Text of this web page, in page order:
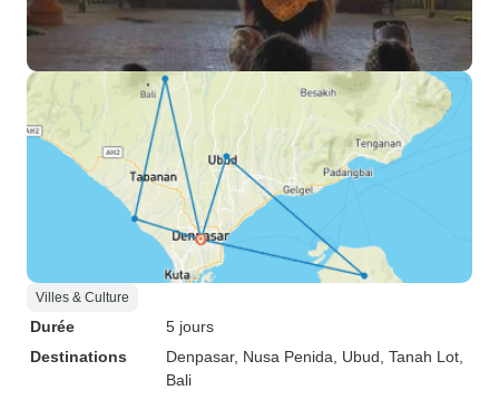
Villes & Culture
Durée
5 jours
Destinations
Denpasar, Nusa Penida , Ubud , Tanah Lot
Bali